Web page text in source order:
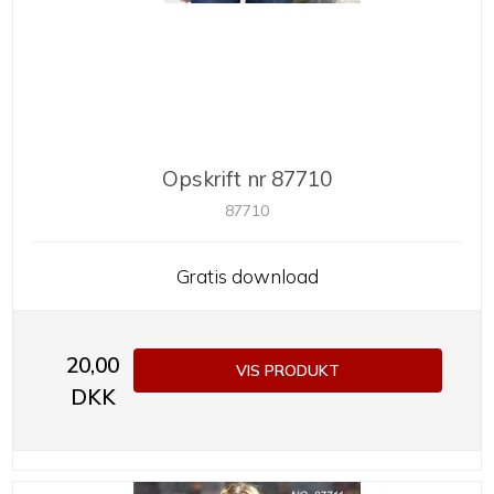
Opskrift nr 87710
87710
Gratis download
20,00
DKK
VIS PRODUKT